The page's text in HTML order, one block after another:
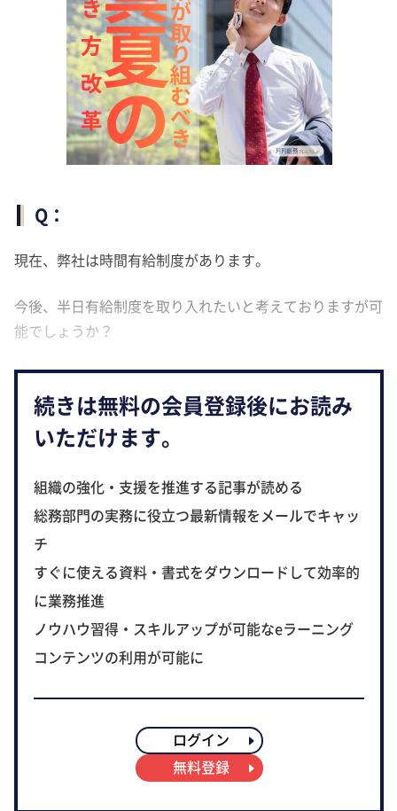
Q：
現在、弊社は時間有給制度があります。
今後、半日有給制度を取り入れたいと考えておりますが可
能でしょうか？
続きは無料の会員登録後にお読み
いただけます。
組織の強化・支援を推進する記事が読める
総務部門の実務に役立つ最新情報をメールでキャッ
チ
すぐに使える資料・書式をダウンロードして効率的
に業務推進
ノウハウ習得・スキルアップが可能なeラーニング
コンテンツの利用が可能に
ログイン
無料登録